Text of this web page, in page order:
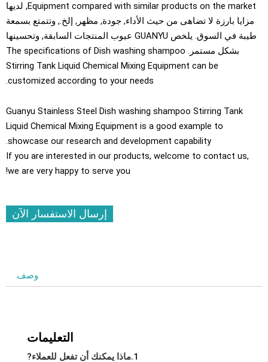
Equipment compared with similar products on the, لديها
مزايا بارزة لا تضاهى من حيث الأداء, جودة, مظهر, إلخ., وتتمتع بسمعة
طيبة في السوق. يلخص GUANYU عيوب المنتجات السابقة, وتحسينها
بشكل مستمر.The specifications of Dish washing shampoo
Stirring Tank Liquid Chemical Mixing Equipment can be
customized according to your needs
.
Guanyu Stainless Steel Dish washing shampoo Stirring Tank
Liquid Chemical Mixing Equipment is a good example to
showcase our research and development capability
.
If you are interested in our products,welcome to contact us
we are very happy to serve you
!
إرسال الاستفسار الآن
وصف
التعليمات